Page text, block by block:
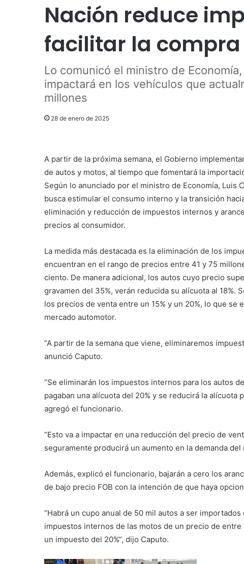
Nación reduce
facilitar la
Lo comunicó el ministro de
impactará en los vehículos que
millones
28 de enero de 2025
A partir de la próxima semana, el Gobierno
de autos y motos, al tiempo que fomentará la
Según lo anunciado por el ministro de Economía, Luis
busca estimular el consumo interno y la transición
eliminación y reducción de impuestos internos y
precios al consumidor.
La medida más destacada es la eliminación de los
encuentran en el rango de precios entre 41 y 75
ciento. De manera adicional, los autos cuyo precio
gravamen del 35%, verán reducida su alícuota al
los precios de venta entre un 15% y un 20%, lo que
mercado automotor.
“A partir de la semana que viene, eliminaremos
anunció Caputo.
“Se eliminarán los impuestos internos para los autos
pagaban una alícuota del 20% y se reducirá la alícuota
agregó el funcionario.
“Esto va a impactar en una reducción del precio de
seguramente producirá un aumento en la demanda del
Además, explicó el funcionario, bajarán a cero los
de bajo precio FOB con la intención de que haya
“Habrá un cupo anual de 50 mil autos a ser
impuestos internos de las motos de un precio de
un impuesto del 20%”, dijo Caputo.